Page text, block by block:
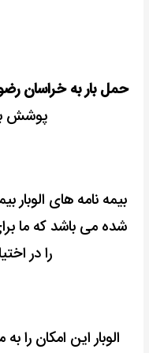
حمل بار به خراسان
پوشش
بیمه نامه های
شده می باشد که ما
را در
الوبار این امکان را